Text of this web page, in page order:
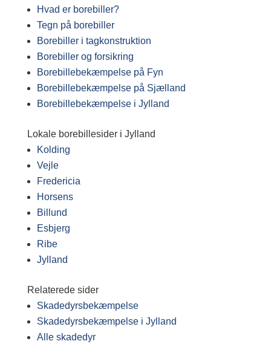
Hvad er borebiller?
Tegn på borebiller
Borebiller i tagkonstruktion
Borebiller og forsikring
Borebillebekæmpelse på Fyn
Borebillebekæmpelse på Sjælland
Borebillebekæmpelse i Jylland
Lokale borebillesider i Jylland
Kolding
Vejle
Fredericia
Horsens
Billund
Esbjerg
Ribe
Jylland
Relaterede sider
Skadedyrsbekæmpelse
Skadedyrsbekæmpelse i Jylland
Alle skadedyr